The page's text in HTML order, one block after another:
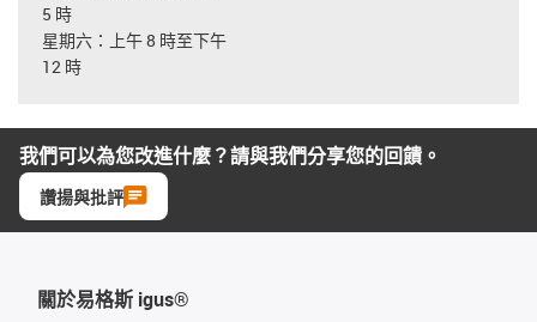
5 時
星期六：上午 8 時至下午
12 時
我們可以為您改進什麼？請與我們分享您的回饋。
讚揚與批評
關於易格斯 igus®